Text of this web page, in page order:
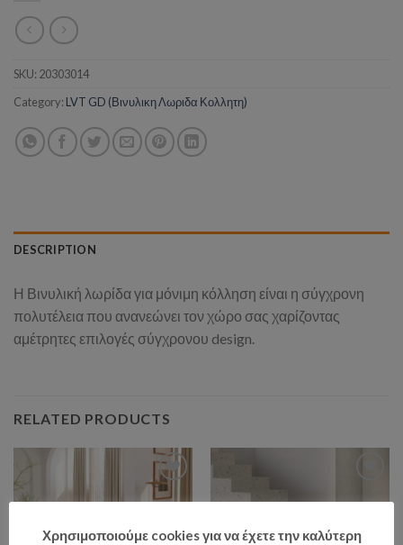
SKU: 20303014
Category: LVT GD (Βινυλικη Λωριδα Κολλητη)
DESCRIPTION
Η Βινυλική λωρίδα για μόνιμη κόλληση είναι η σύγχρονη
πολυτέλεια που ανανεώνει τον χώρο σας χαρίζοντας
αμέτρητες επιλογές σύγχρονου design.
RELATED PRODUCTS
Χρησιμοποιούμε cookies για να έχετε την καλύτερη